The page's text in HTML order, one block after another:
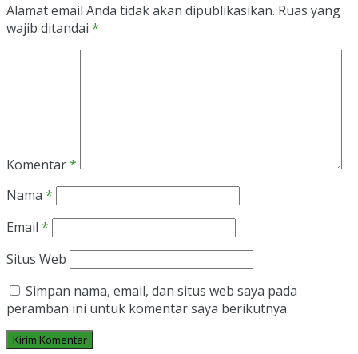
Alamat email Anda tidak akan dipublikasikan. Ruas yang
wajib ditandai *
Komentar*
Nama *
Email *
Situs Web
Simpan nama, email, dan situs web saya pada
peramban ini untuk komentar saya berikutnya.